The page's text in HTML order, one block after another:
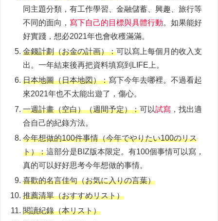
同主題分類，有工作學習、金融儲蓄、興趣、旅行等
不同的面向， 寫下自己的目標與具體行動。如果能好
好實踐，想必2021年也會收穫滿滿。
金錢計劃（お⾦の計画）：可以寫上每個月的收入支
出。一年結束後再把資料填寫到LIFE上。
日本地圖（日本地図）：寫下今年去哪裡。不過看起
來2021年也不太能出遊了，傷心。
一週計畫（空白）（週間予定）：可以試寫 ，找出適
合自己的紀錄方法。
今年想做的100件事情（今年でやりたい100のリス
ト）：這部分是BIZ版本限定。有100個事情可以寫，
真的可以好好思考今年想做的事情。
喜歡的名言佳句（お気に⼊りの⾔葉）
推薦清單（おすすめリスト）
閱讀紀錄（本リスト）